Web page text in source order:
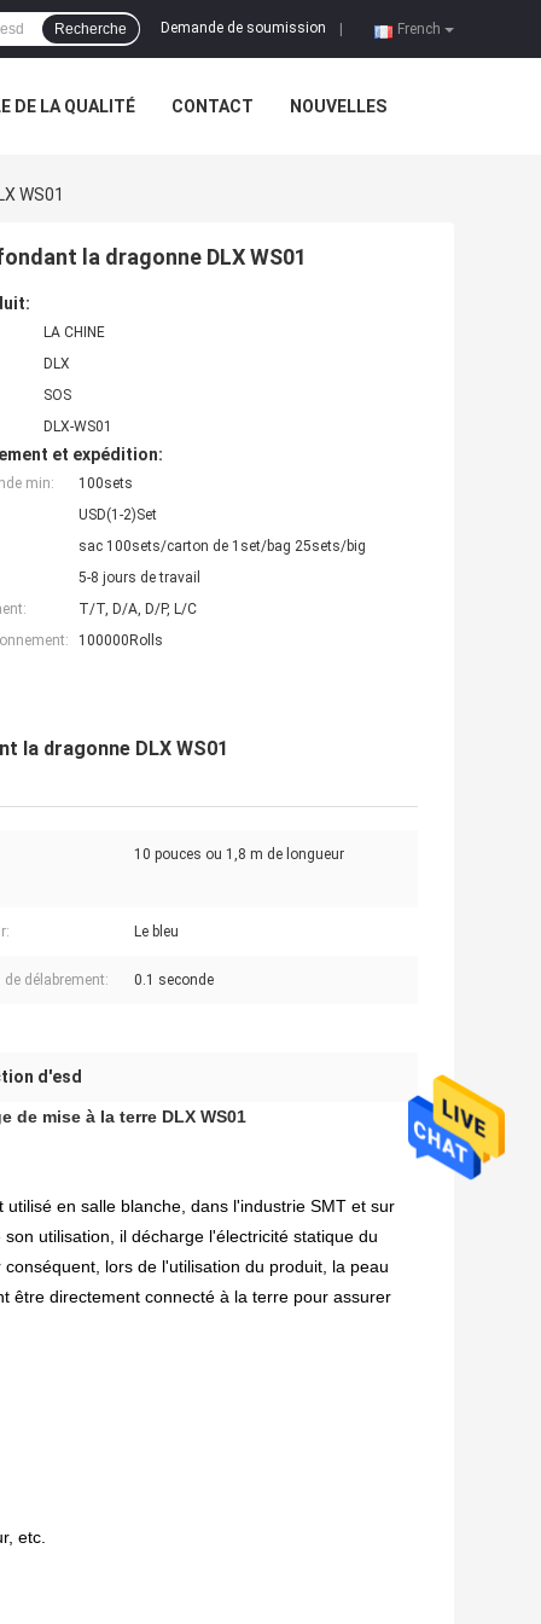
French
Demande de soumission
Recherche
DE LA QUALITÉ CONTACT NOUVELLES
WS01
la dragonne DLX WS01
LA CHINE
DLX
SOS
DLX-WS01
et expédition:
min:
100sets
USD(1-2)Set
sac 100sets/carton de 1set/bag 25sets/big
5-8 jours de travail
T/T, D/A, D/P, L/C
100000Rolls
la dragonne DLX WS01
10 pouces ou 1,8 m de longueur
Le bleu
délabrement: 0.1 seconde
d'esd
de mise à la terre DLX WS01
en salle blanche, dans l'industrie SMT et sur
utilisation, il décharge l'électricité statique du
lors de l'utilisation du produit, la peau
être directement connecté à la terre pour assurer
etc.